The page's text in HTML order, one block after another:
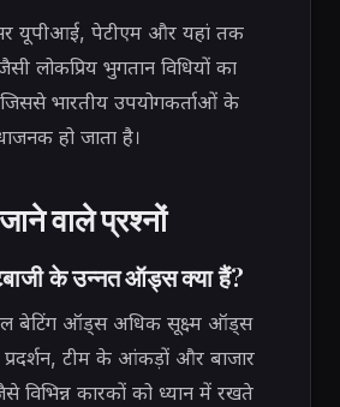
यूपीआई, पेटीएम और यहां तक
लोकप्रिय भुगतान विधियों का
भारतीय उपयोगकर्ताओं के
हो जाता है।
वाले प्रश्नों
के उन्नत ऑड्स क्या हैं?
बेटिंग ऑड्स अधिक सूक्ष्म ऑड्स
टीम के आंकड़ों और बाजार
विभिन्न कारकों को ध्यान में रखते